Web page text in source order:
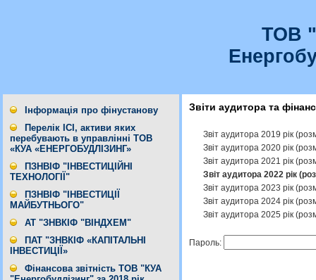
ТОВ
Інформація про фінустанову
Перелік ІСІ, активи яких
перебувають в управлінні ТОВ
«КУА «ЕНЕРГОБУДЛІЗИНГ»
ПЗНВІФ "ІНВЕСТИЦІЙНІ
ТЕХНОЛОГІЇ"
ПЗНВІФ "ІНВЕСТИЦІЇ
МАЙБУТНЬОГО"
АТ "ЗНВКІФ "ВІНДХЕМ"
ПАТ "ЗНВКІФ «КАПІТАЛЬНІ
ІНВЕСТИЦІЇ»
Фінансова звітність ТОВ "КУА
Звіти аудитора та
Звіт аудитора 2019 рік
Звіт аудитора 2020 рік
Звіт аудитора 2021 рік
Звіт аудитора 2022 рік
Звіт аудитора 2023 рік
Звіт аудитора 2024 рік
Звіт аудитора 2025 рік
Пароль: